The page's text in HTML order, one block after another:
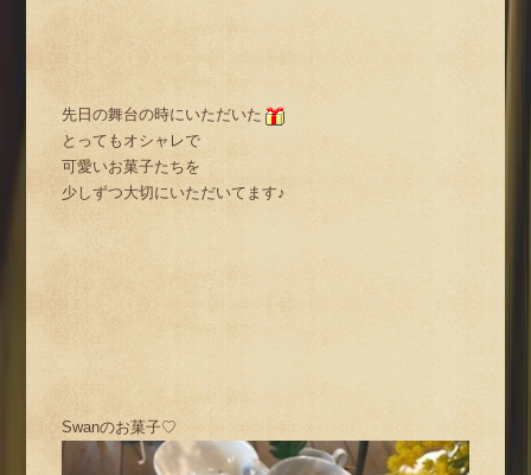
先日の舞台の時にいただいた
とってもオシャレで
可愛いお菓子たちを
少しずつ大切にいただいてます♪
Swanのお菓子♡